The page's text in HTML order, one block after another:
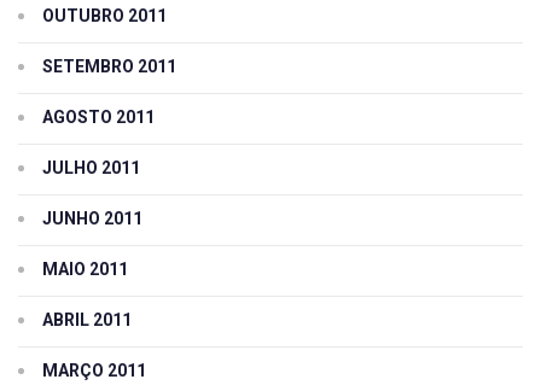
OUTUBRO 2011
SETEMBRO 2011
AGOSTO 2011
JULHO 2011
JUNHO 2011
MAIO 2011
ABRIL 2011
MARÇO 2011